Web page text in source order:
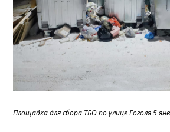
Площадка для сбора ТБО по улице Гоголя 5